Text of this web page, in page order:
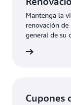
Mantenga la
renovación
general de su
Cupones